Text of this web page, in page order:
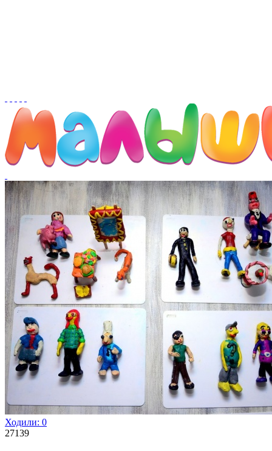
Ходили: 0
27139